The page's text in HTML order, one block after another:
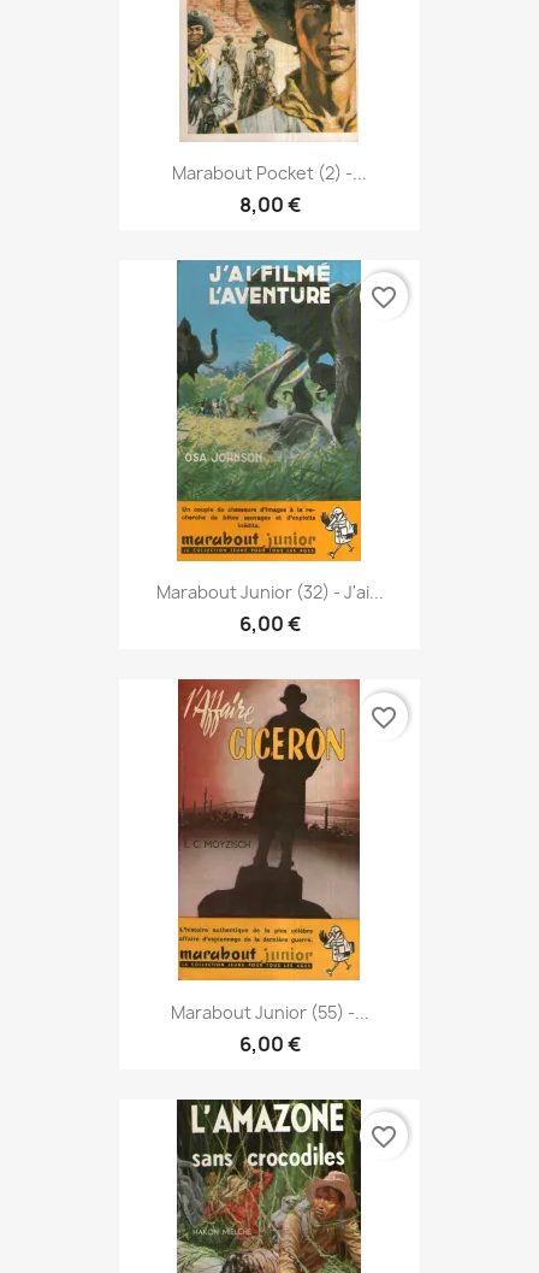
Marabout Pocket (2) -...
8,00 €
Marabout Junior (32) - J'ai...
6,00 €
favorite_border
Marabout Junior (55) -...
6,00 €
favorite_border
favorite_border